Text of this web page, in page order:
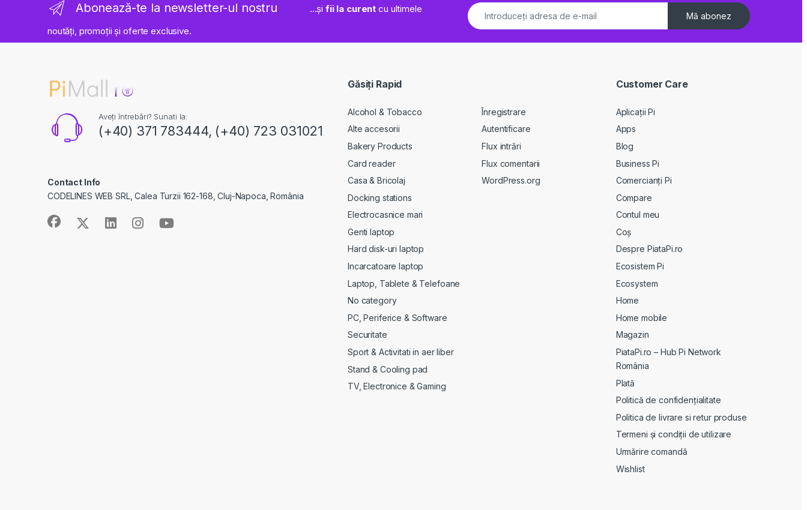
Abonează-te la newsletter-ul nostru ...șifii la curent cu ultimele
noutăți, promoții și oferte exclusive.
Mă abonez
Aveți întrebări? Sunati la:
(+40) 371 783444, (+40) 723 031021
Contact Info
CODELINES WEB SRL, Calea Turzii 162-168, Cluj-Napoca, România
Găsiți Rapid
Alcohol & Tobacco
Alte accesorii
Bakery Products
Card reader
Casa & Bricolaj
Docking stations
Electrocasnice mari
Genti laptop
Hard disk-uri laptop
Incarcatoare laptop
Laptop, Tablete & Telefoane
No category
PC, Periferice & Software
Securitate
Sport & Activitati in aer liber
Stand & Cooling pad
TV, Electronice & Gaming
Înregistrare
Autentificare
Flux intrări
Flux comentarii
WordPress.org
Customer Care
Aplicații Pi
Apps
Blog
Business Pi
Comercianți Pi
Compare
Contul meu
Coș
Despre PiataPi.ro
Ecosistem Pi
Ecosystem
Home
Home mobile
Magazin
PiataPi.ro – Hub Pi Network
România
Plată
Politică de confidențialitate
Politica de livrare si retur produse
Termeni și condiții de utilizare
Urmărire comandă
Wishlist